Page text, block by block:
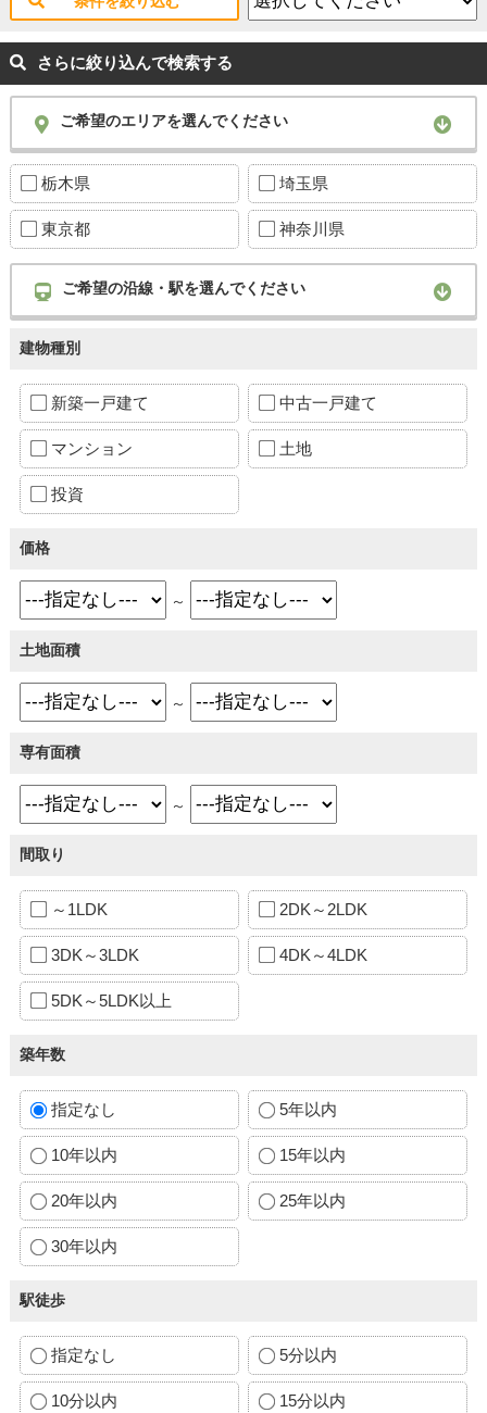
さらに絞り込んで検索する
ご希望のエリアを選んでください
栃木県 埼玉県
東京都 神奈川県
ご希望の沿線・駅を選んでください
建物種別
新築一戸建て 中古一戸建て
マンション 土地
投資
価格
～
土地面積
～
専有面積
～
間取り
～1LDK 2DK～2LDK
3DK～3LDK 4DK～4LDK
5DK～5LDK以上
築年数
指定なし 5年以内
10年以内 15年以内
20年以内 25年以内
30年以内
駅徒歩
指定なし 5分以内
10分以内 15分以内